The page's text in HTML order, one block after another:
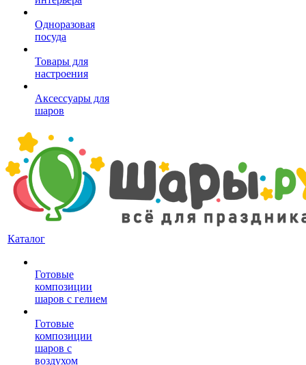
Одноразовая
посуда
Товары для
настроения
Аксессуары для
шаров
Каталог
Готовые
композиции
шаров с гелием
Готовые
композиции
шаров с
воздухом